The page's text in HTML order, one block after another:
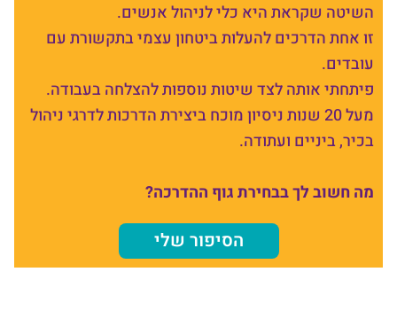
השיטה שקראת היא כלי לניהול אנשים.
זו אחת הדרכים להעלות ביטחון עצמי בתקשורת עם
עובדים.
פיתחתי אותה לצד שיטות נוספות להצלחה בעבודה.
מעל 20 שנות ניסיון מוכח ביצירת הדרכות לדרגי ניהול
בכיר, ביניים ועתודה.
מה חשוב לך בבחירת גוף ההדרכה?
הסיפור שלי